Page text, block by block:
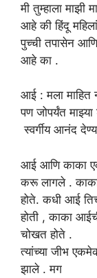
मी तुम्हाला माझी
आहे की हिंदू
पुच्ची तपासेन
आहे का .
आई : मला माहित
पण जोपर्यंत
स्वर्गीय आनंद
आई आणिकाका
करू लागले .
होते. कधी आई
होती , काका
चोखत होते .
त्यांच्या जीभ
झाले . मग